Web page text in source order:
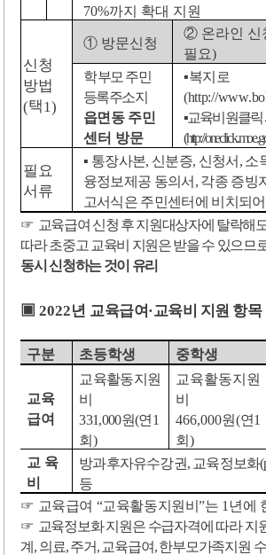
70%까지 확대 지원
신청
방법
(택1)
① 방문신청
② 온라인 신
필요)
학부모 주민
등록주소지
읍면동 주민
센터 방문
▪복지로
(http://
▪교육비 원클릭
(http://
필요
서류
▪ 통장사본, 신분증, 신청서 , 소
융정보제공 동의서 , 각종 증빙
고서식은 주민센터에 비치되
☞ 교육급여 신청 후 지원대상자에 탈락해
따라 초중고 교육비 지원은 받을 수 있으므
동시 신청하는 것이 유리
▣2022년 교육급여 ·교육비 지원 항목
구분 초등학생 중학생
교육
급여
교육활동지원
비
331,000원(연 1
회 )
교육활동지원
비
466,000원(연1
회 )
교 육
비
방과후자유수강권, 교육정보화
등
☞ 교육급여 “교육활동지원비”는 1 년에
☞ 교육정보화 지원은 수급자격에 따라 지
계 , 의료,주거, 교육급여,한부모가족지원